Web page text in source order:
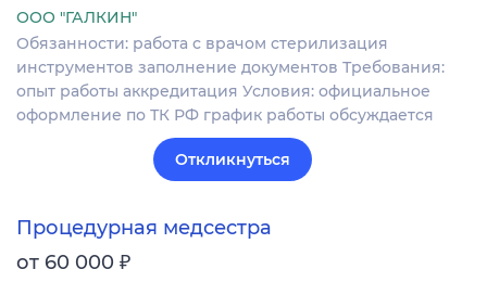
ООО "ГАЛКИН"
Обязанности: работа с врачом стерилизация
инструментов заполнение документов Требования:
опыт работы аккредитация Условия: официальное
оформление по ТК РФ график работы обсуждается
Откликнуться
Процедурная медсестра
от 60 000 ₽